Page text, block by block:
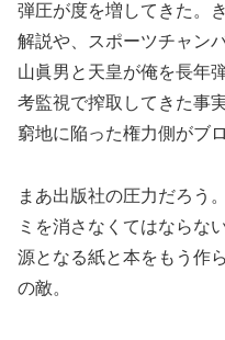
弾圧が度を増してきた。
解説や、スポーツチャン
山眞男と天皇が俺を長年
考監視で搾取してきた事
窮地に陥った権力側がブ
まあ出版社の圧力だろう
ミを消さなくてはならな
源となる紙と本をもう作
の敵。